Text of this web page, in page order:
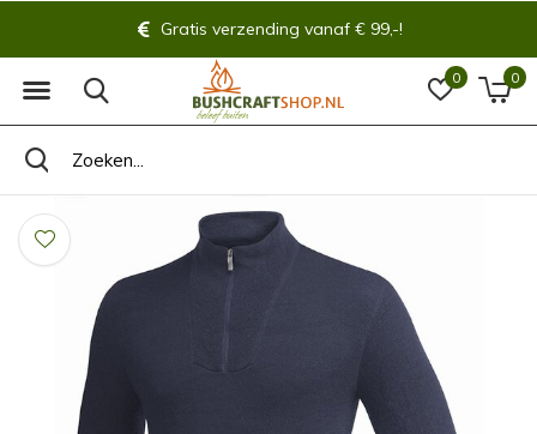
0 0
Gratis verzending vanaf € 99,-!